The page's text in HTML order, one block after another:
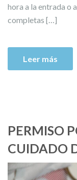
hora a la entrada o
completas […]
Leer más
PERMISO
CUIDADO